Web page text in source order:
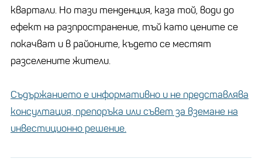
квартали. Но тази тенденция, каза той, води до
ефект на разпространение, тъй като цените се
покачват и в районите, където се местят
разселените жители.
Съдържанието е информативно и не представлява
консултация, препоръка или съвет за вземане на
инвестиционно решение.